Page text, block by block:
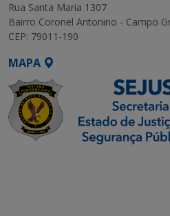
Rua Santa Maria 1307
Bairro Coronel Antonino - Campo
CEP: 79011-190
MAPA